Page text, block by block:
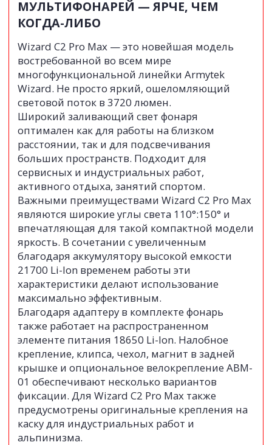
МУЛЬТИФОНАРЕЙ — ЯРЧЕ, ЧЕМ
КОГДА-ЛИБО
Wizard C2 Pro Max — это новейшая модель
востребованной во всем мире
многофункциональной линейки Armytek
Wizard. Не просто яркий, ошеломляющий
световой поток в 3720 люмен.
Широкий заливающий свет фонаря
оптимален как для работы на близком
расстоянии, так и для подсвечивания
больших пространств. Подходит для
сервисных и индустриальных работ,
активного отдыха, занятий спортом.
Важными преимуществами Wizard C2 Pro Max
являются широкие углы света 110°:150° и
впечатляющая для такой компактной модели
яркость. В сочетании с увеличенным
благодаря аккумулятору высокой емкости
21700 Li-Ion временем работы эти
характеристики делают использование
максимально эффективным.
Благодаря адаптеру в комплекте фонарь
также работает на распространенном
элементе питания 18650 Li-Ion. Налобное
крепление, клипса, чехол, магнит в задней
крышке и опциональное велокрепление ABM-
01 обеспечивают несколько вариантов
фиксации. Для Wizard C2 Pro Max также
предусмотрены оригинальные крепления на
каску для индустриальных работ и
альпинизма.